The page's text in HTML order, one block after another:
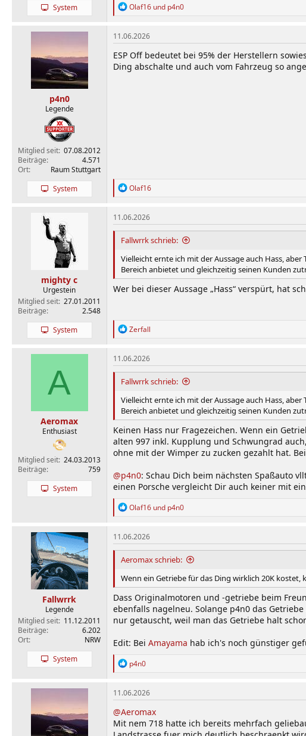
System
R
k
t
o
n
Olaf16 und p4n0
p4n0
Legende
Mitglied seit 07.08.2012
Beiträge
4.571
Ort
Raum Stuttgart
System
11.06.2026
ESP Off bedeutet bei 95% der Herstellern
Ding abschalte und auch vom Fahrzeug so
R
k
t
i
o
n
e
n
:
Olaf16
mighty c
Urgestein
Mitglied seit 27.01.2011
Beiträge
2.548
System
11.06.2026
Fallwrrk schrieb:
Vielleicht ernte ich mit der Aussage auch Hass,
Bereich anbietet und gleichzeitig seinen Kunden
Wer bei dieser Aussage „Hass“ verspürt, hat
R
k
t
i
o
n
e
n
:
Zerfall
A
Aeromax
Enthusiast
Mitglied seit 24.03.2013
Beiträge
759
System
11.06.2026
Fallwrrk schrieb:
Vielleicht ernte ich mit der Aussage auch Hass,
Bereich anbietet und gleichzeitig seinen Kunden
Keinen Hass nur Fragezeichen. Wenn ein
alten 997 inkl. Kupplung und Schwungrad
ohne mit der Wimper zu zucken gezahlt hat.
@p4n0: Schau Dich beim nächsten Spaßauto
einen Porsche vergleicht Dir auch keiner mit
R
k
t
i
o
e
:
Olaf16 und p4n0
Fallwrrk
Legende
Mitglied seit 11.12.2011
Beiträge
6.202
Ort
NRW
System
11.06.2026
Aeromax schrieb:
Wenn ein Getriebe für das Ding wirklich 20K
Dass Originalmotoren und -getriebe beim
ebenfalls nagelneu. Solange p4n0 das
nur getauscht, weil man das Getriebe halt
Edit: Bei Amayama hab ich's noch günstiger
R
k
t
i
o
n
p4n0
11.06.2026
@Aeromax
Mit nem 718 hatte ich bereits mehrfach